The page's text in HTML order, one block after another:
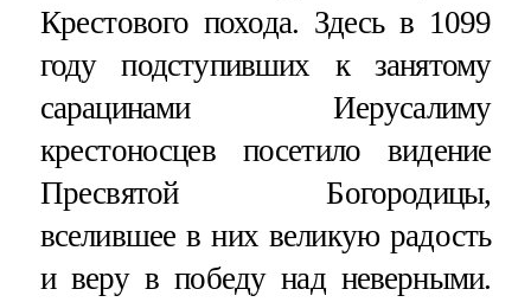
Крестового похода. Здесь в 1099
году подступивших к занятому
сарацинами Иерусалиму
крестоносцев посетило видение
Пресвятой Богородицы,
вселившее в них великую радость
и веру в победу над неверными.